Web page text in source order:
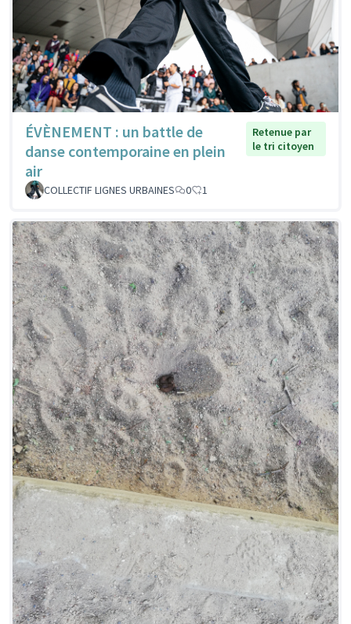
ÉVÈNEMENT : un battle de
danse contemporaine en plein
air
Retenue par
le tri citoyen
COLLECTIF LIGNES URBAINES 0 1